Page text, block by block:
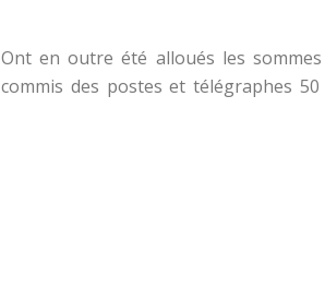
-Ont en outre été alloués les
commis des postes et télégraphes